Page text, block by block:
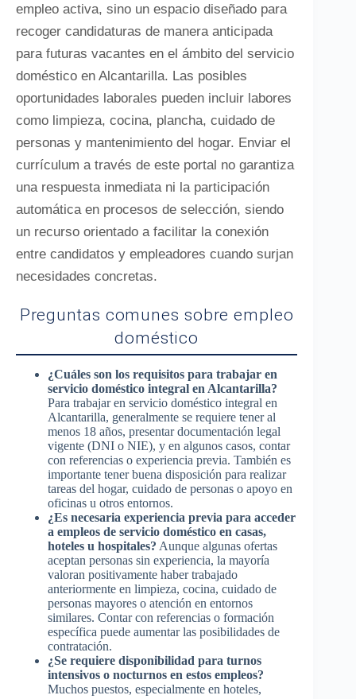
empleo activa, sino un espacio diseñado para
recoger candidaturas de manera anticipada
para futuras vacantes en el ámbito del servicio
doméstico en Alcantarilla. Las posibles
oportunidades laborales pueden incluir labores
como limpieza, cocina, plancha, cuidado de
personas y mantenimiento del hogar. Enviar el
currículum a través de este portal no garantiza
una respuesta inmediata ni la participación
automática en procesos de selección, siendo
un recurso orientado a facilitar la conexión
entre candidatos y empleadores cuando surjan
necesidades concretas.
Preguntas comunes sobre empleo
doméstico
¿Cuáles son los requisitos para trabajar en
servicio doméstico integral en Alcantarilla?
Para trabajar en servicio doméstico integral en
Alcantarilla, generalmente se requiere tener al
menos 18 años, presentar documentación legal
vigente (DNI o NIE), y en algunos casos, contar
con referencias o experiencia previa. También es
importante tener buena disposición para realizar
tareas del hogar, cuidado de personas o apoyo en
oficinas u otros entornos.
¿Es necesaria experiencia previa para acceder
a empleos de servicio doméstico en casas,
hoteles u hospitales? Aunque algunas ofertas
aceptan personas sin experiencia, la mayoría
valoran positivamente haber trabajado
anteriormente en limpieza, cocina, cuidado de
personas mayores o atención en entornos
similares. Contar con referencias o formación
específica puede aumentar las posibilidades de
contratación.
¿Se requiere disponibilidad para turnos
intensivos o nocturnos en estos empleos?
Muchos puestos, especialmente en hoteles,